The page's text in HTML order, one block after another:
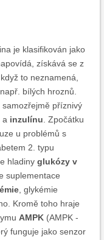
je klasifikován jako
získává se z
to neznamená,
bílých hroznů.
příznivý
a inzulínu . Zpočátku
u problémů s
2. typu
hladiny glukózy v
suplementace
, glykémie
Kromě toho hraje
AMPK (AMPK -
funguje jako senzor